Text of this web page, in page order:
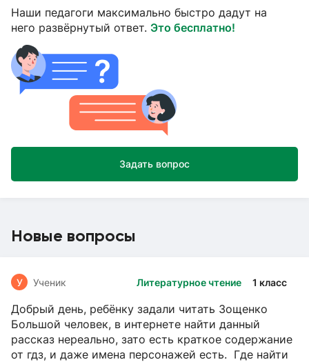
Наши педагоги максимально быстро дадут на
него развёрнутый ответ. Это бесплатно!
Задать вопрос
Новые вопросы
Литературное чтение 1 класс
У Ученик
Добрый день, ребёнку задали читать Зощенко
Большой человек, в интернете найти данный
рассказ нереально, зато есть краткое содержание
от гдз, и даже имена персонажей есть. Где найти